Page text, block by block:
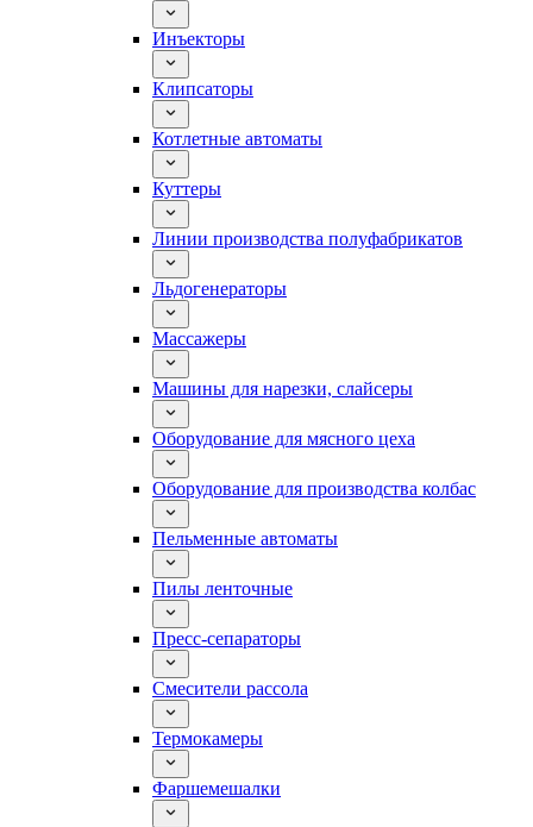
Инъекторы
Клипсаторы
Котлетные автоматы
Куттеры
Линии производства полуфабрикатов
Льдогенераторы
Массажеры
Машины для нарезки, слайсеры
Оборудование для мясного цеха
Оборудование для производства колбас
Пельменные автоматы
Пилы ленточные
Пресс-сепараторы
Смесители рассола
Термокамеры
Фаршемешалки